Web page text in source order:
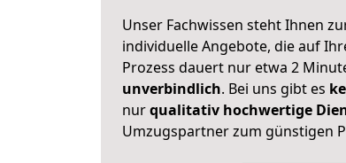
Unser Fachwissen steht Ihnen
individuelle Angebote, die auf
Prozess dauert nur etwa 2
unverbindlich. Bei uns gibt es
nurqualitativ hochwertige
Umzugspartner zum günstigen